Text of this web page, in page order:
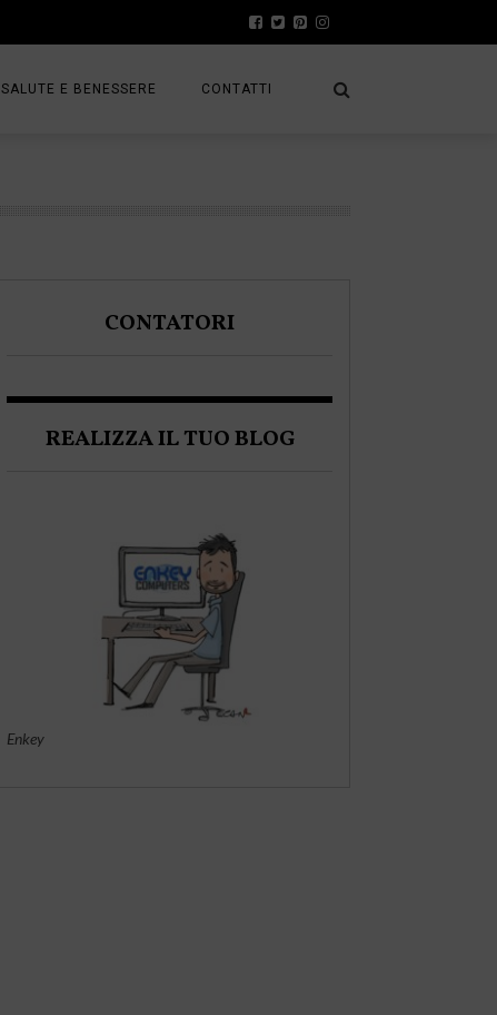
SALUTE E BENESSERE CONTATTI
CONTATORI
REALIZZA IL TUO BLOG
Enkey